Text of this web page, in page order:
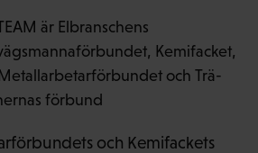
och Kemifackets